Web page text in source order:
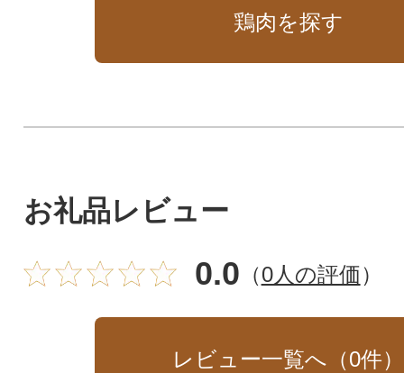
鶏肉を探す
お礼品レビュー
0.0 （0人の評価）
レビュー一覧へ（0件）